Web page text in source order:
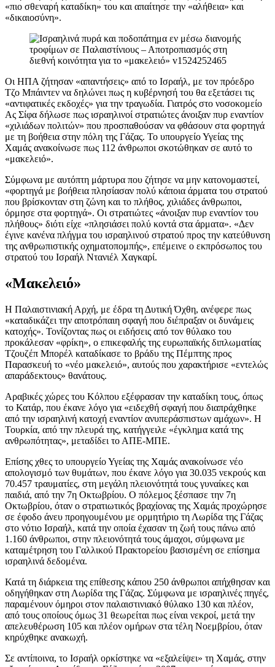
«πιο σθεναρή καταδίκη» του και απαίτησε την «αλήθεια» και
«δικαιοσύνη».
Οι ΗΠΑ ζήτησαν «απαντήσεις» από το Ισραήλ, με τον πρόεδρο
Τζο Μπάιντεν να δηλώνει πως η κυβέρνησή του θα εξετάσει τις
«αντιφατικές εκδοχές» για την τραγωδία. Γιατρός στο νοσοκομείο
Ας Σίφα δήλωσε πως ισραηλινοί στρατιώτες άνοιξαν πυρ εναντίον
«χιλιάδων πολιτών» που προσπαθούσαν να φθάσουν στα φορτηγά
με τη βοήθεια στην πόλη της Γάζας. Το υπουργείο Υγείας της
Χαμάς ανακοίνωσε πως 112 άνθρωποι σκοτώθηκαν σε αυτό το
«μακελειό».
Σύμφωνα με αυτόπτη μάρτυρα που ζήτησε να μην κατονομαστεί,
«φορτηγά με βοήθεια πλησίασαν πολύ κάποια άρματα του στρατού
που βρίσκονταν στη ζώνη και το πλήθος, χιλιάδες άνθρωποι,
όρμησε στα φορτηγά». Οι στρατιώτες «άνοιξαν πυρ εναντίον του
πλήθους» διότι είχε «πλησιάσει πολύ κοντά στα άρματα». «Δεν
έγινε κανένα πλήγμα του ισραηλινού στρατού προς την κατεύθυνση
της ανθρωπιστικής οχηματοπομπής», επέμεινε ο εκπρόσωπος του
στρατού του Ισραήλ Ντανιέλ Χαγκαρί.
«Μακελειό»
Η Παλαιστινιακή Αρχή, με έδρα τη Δυτική Όχθη, ανέφερε πως
«καταδικάζει την αποτρόπαιη σφαγή που διέπραξαν οι δυνάμεις
κατοχής». Τονίζοντας πως οι ειδήσεις από τον θύλακο του
προκάλεσαν «φρίκη», ο επικεφαλής της ευρωπαϊκής διπλωματίας
Τζουζέπ Μπορέλ καταδίκασε το βράδυ της Πέμπτης προς
Παρασκευή το «νέο μακελειό», αυτούς που χαρακτήρισε «εντελώς
απαράδεκτους» θανάτους.
Αραβικές χώρες του Κόλπου εξέφρασαν την καταδίκη τους, όπως
το Κατάρ, που έκανε λόγο για «ειδεχθή σφαγή που διαπράχθηκε
από την ισραηλινή κατοχή εναντίον ανυπεράσπιστων αμάχων». Η
Τουρκία, από την πλευρά της, κατήγγειλε «έγκλημα κατά της
ανθρωπότητας», μεταδίδει το ΑΠΕ-ΜΠΕ.
Επίσης χθες το υπουργείο Υγείας της Χαμάς ανακοίνωσε νέο
απολογισμό των θυμάτων, που έκανε λόγο για 30.035 νεκρούς και
70.457 τραυματίες, στη μεγάλη πλειονότητά τους γυναίκες και
παιδιά, από την 7η Οκτωβρίου. Ο πόλεμος ξέσπασε την 7η
Οκτωβρίου, όταν ο στρατιωτικός βραχίονας της Χαμάς προχώρησε
σε έφοδο άνευ προηγουμένου με ορμητήριο τη Λωρίδα της Γάζας
στο νότιο Ισραήλ, κατά την οποία έχασαν τη ζωή τους πάνω από
1.160 άνθρωποι, στην πλειονότητά τους άμαχοι, σύμφωνα με
καταμέτρηση του Γαλλικού Πρακτορείου βασισμένη σε επίσημα
ισραηλινά δεδομένα.
Κατά τη διάρκεια της επίθεσης κάπου 250 άνθρωποι απήχθησαν και
οδηγήθηκαν στη Λωρίδα της Γάζας. Σύμφωνα με ισραηλινές πηγές,
παραμένουν όμηροι στον παλαιστινιακό θύλακο 130 και πλέον,
από τους οποίους όμως 31 θεωρείται πως είναι νεκροί, μετά την
απελευθέρωση 105 και πλέον ομήρων στα τέλη Νοεμβρίου, όταν
κηρύχθηκε ανακωχή.
Σε αντίποινα, το Ισραήλ ορκίστηκε να «εξαλείψει» τη Χαμάς, στην